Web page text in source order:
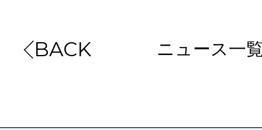
BACK ニュース一